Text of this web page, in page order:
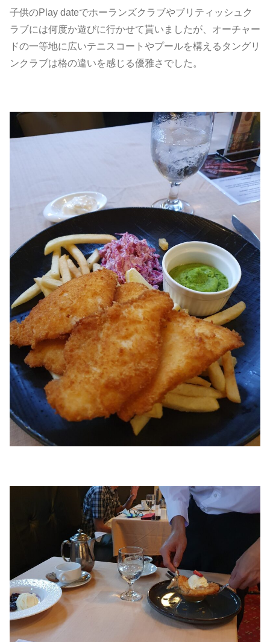
子供のPlay dateでホーランズクラブやブリティッシュク
ラブには何度か遊びに行かせて貰いましたが、オーチャー
ドの一等地に広いテニスコートやプールを構えるタングリ
ンクラブは格の違いを感じる優雅さでした。